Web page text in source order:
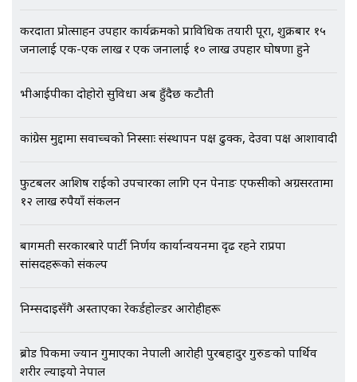
Followup: CCTV Footage Lost |
SIDHAKURA |
करदाता प्रोत्साहन उपहार कार्यक्रमको प्राविधिक तयारी पूरा, शुक्रबार १५
जनालाई एक-एक लाख र एक जनालाई १० लाख उपहार घोषणा हुने
भीआईपीका दोहोरो सुविधा अब हुँदैछ कटौती
कांग्रेस मुद्दामा सर्वोच्चको निस्साः संस्थापन पक्ष ढुक्क, देउवा पक्ष आशावादी
फुटबलर आशिष राईको उपचारका लागि एन पेनाङ एफसीको अग्रसरतामा
१२ लाख रुपैयाँ संकलन
बागमती सरकारबारे पार्टी निर्णय कार्यान्वयनमा दृढ रहने राप्रपा
सांसदहरूको संकल्प
निम्सदाइसँगै अस्ताएका रेकर्डहोल्डर आरोहीहरू
ब्रोड पिकमा ज्यान गुमाएका नेपाली आरोही पुरबहादुर गुरुङको पार्थिव
शरीर ल्याइयो नेपाल